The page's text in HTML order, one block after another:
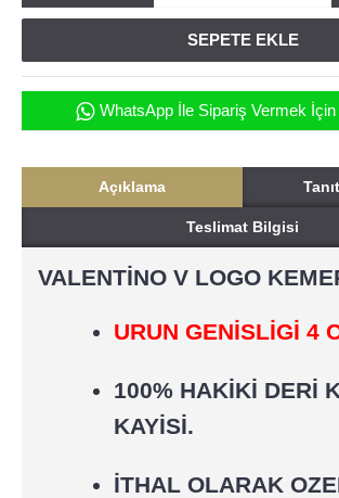
SEPETE EKLE
WhatsApp İle Sipariş Vermek İçin
Açıklama
Teslimat Bilgisi
VALENTİNO V LOGO
URUN GENİSLİGİ 4
100% HAKİKİ DERİ
KAYİSİ.
İTHAL OLARAK